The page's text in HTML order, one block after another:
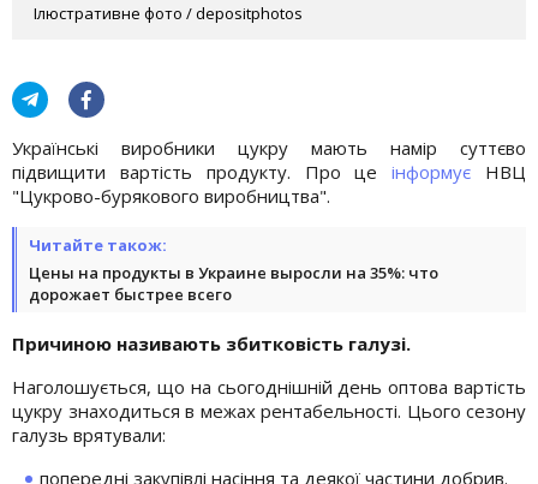
Ілюстративне фото / depositphotos
Українські виробники цукру мають намір суттєво
підвищити вартість продукту. Про цеінформує НВЦ
"Цукрово-бурякового виробництва".
Читайте також:
Цены на продукты в Украине выросли на 35%: что
дорожает быстрее всего
Причиною називають збитковість галузі.
Наголошується, що на сьогоднішній день оптова вартість
цукру знаходиться в межах рентабельності. Цього сезону
галузь врятували:
попередні закупівлі насіння та деякої частини добрив.